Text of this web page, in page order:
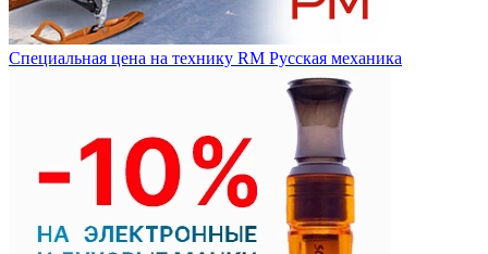
Специальная цена на технику RM Русская механика